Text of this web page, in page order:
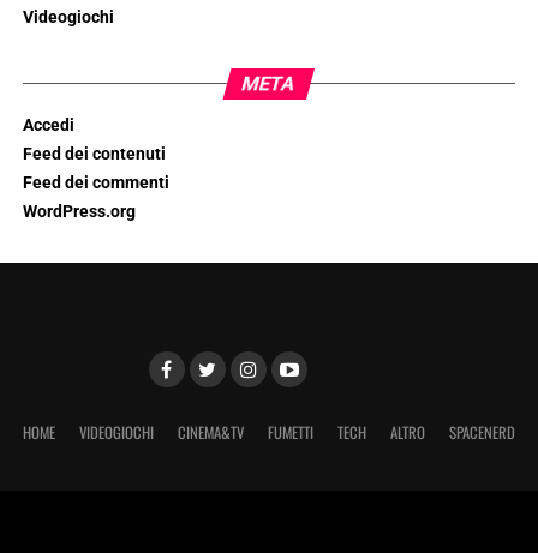
Videogiochi
META
Accedi
Feed dei contenuti
Feed dei commenti
WordPress.org
HOME VIDEOGIOCHI CINEMA&TV FUMETTI TECH ALTRO SPACENERD